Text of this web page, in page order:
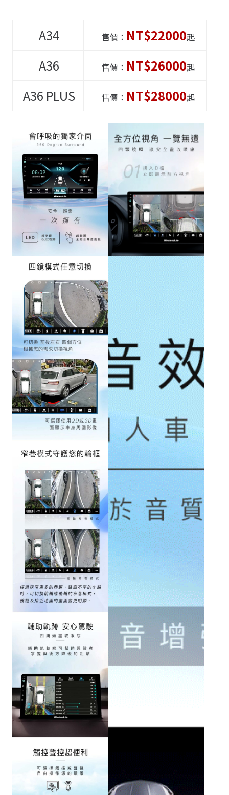
A34 售價： NT$22000起
A36 售價： NT$26000起
A36 PLUS 售價： NT$28000起